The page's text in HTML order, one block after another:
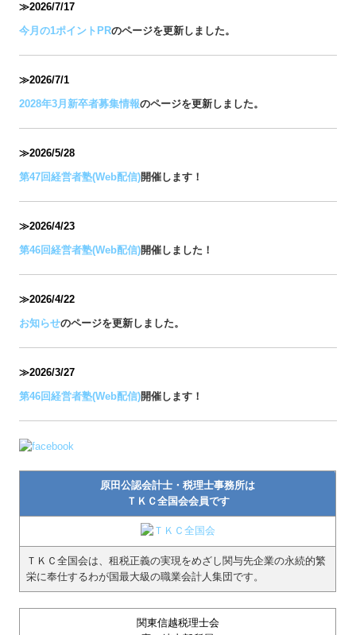
≫2026/7/17
今月の1ポイントPRのページを更新しました。
≫2026/7/1
2028年3月新卒者募集情報のページを更新しました。
≫2026/5/28
第47回経営者塾(Web配信)開催します！
≫2026/4/23
第46回経営者塾(Web配信)開催しました！
≫2026/4/22
お知らせのページを更新しました。
≫2026/3/27
第46回経営者塾(Web配信)開催します！
原田公認会計士・税理士事務所は
ＴＫＣ全国会会員です
ＴＫＣ全国会は、租税正義の実現をめざし関与先企業の永続的繁
栄に奉仕するわが国最大級の職業会計人集団です。
関東信越税理士会